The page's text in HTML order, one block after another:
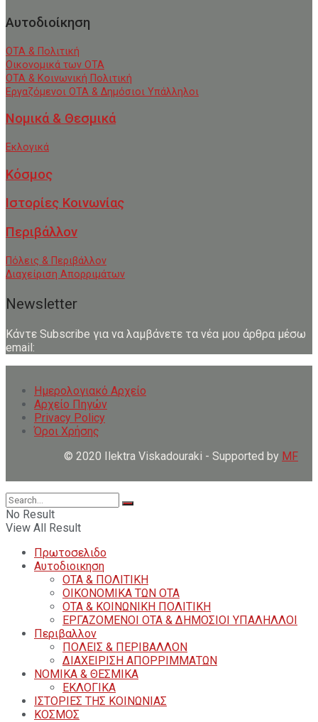
Αυτοδιοίκηση
ΟΤΑ & Πολιτική
Οικονομικά των ΟΤΑ
ΟΤΑ & Κοινωνική Πολιτική
Εργαζόμενοι ΟΤΑ & Δημόσιοι Υπάλληλοι
Νομικά & Θεσμικά
Εκλογικά
Κόσμος
Ιστορίες Κοινωνίας
Περιβάλλον
Πόλεις & Περιβάλλον
Διαχείριση Απορριμάτων
Newsletter
Κάντε Subscribe για να λαμβάνετε τα νέα μου άρθρα μέσω
email:
Ημερολογιακό Αρχείο
Αρχείο Πηγών
Privacy Policy
Όροι Χρήσης
© 2020 Ilektra Viskadouraki - Supported by MF
No Result
View All Result
Πρωτοσελιδο
Αυτοδιοικηση
ΟΤΑ & ΠΟΛΙΤΙΚΗ
ΟΙΚΟΝΟΜΙΚΑ ΤΩΝ ΟΤΑ
ΟΤΑ & ΚΟΙΝΩΝΙΚΗ ΠΟΛΙΤΙΚΗ
ΕΡΓΑΖΟΜΕΝΟΙ ΟΤΑ & ΔΗΜΟΣΙΟΙ ΥΠΑΛΗΛΛΟΙ
Περιβαλλον
ΠΟΛΕΙΣ & ΠΕΡΙΒΑΛΛΟΝ
ΔΙΑΧΕΙΡΙΣΗ ΑΠΟΡΡΙΜΜΑΤΩΝ
ΝΟΜΙΚΑ & ΘΕΣΜΙΚΑ
ΕΚΛΟΓΙΚΑ
ΙΣΤΟΡΙΕΣ ΤΗΣ ΚΟΙΝΩΝΙΑΣ
ΚΟΣΜΟΣ